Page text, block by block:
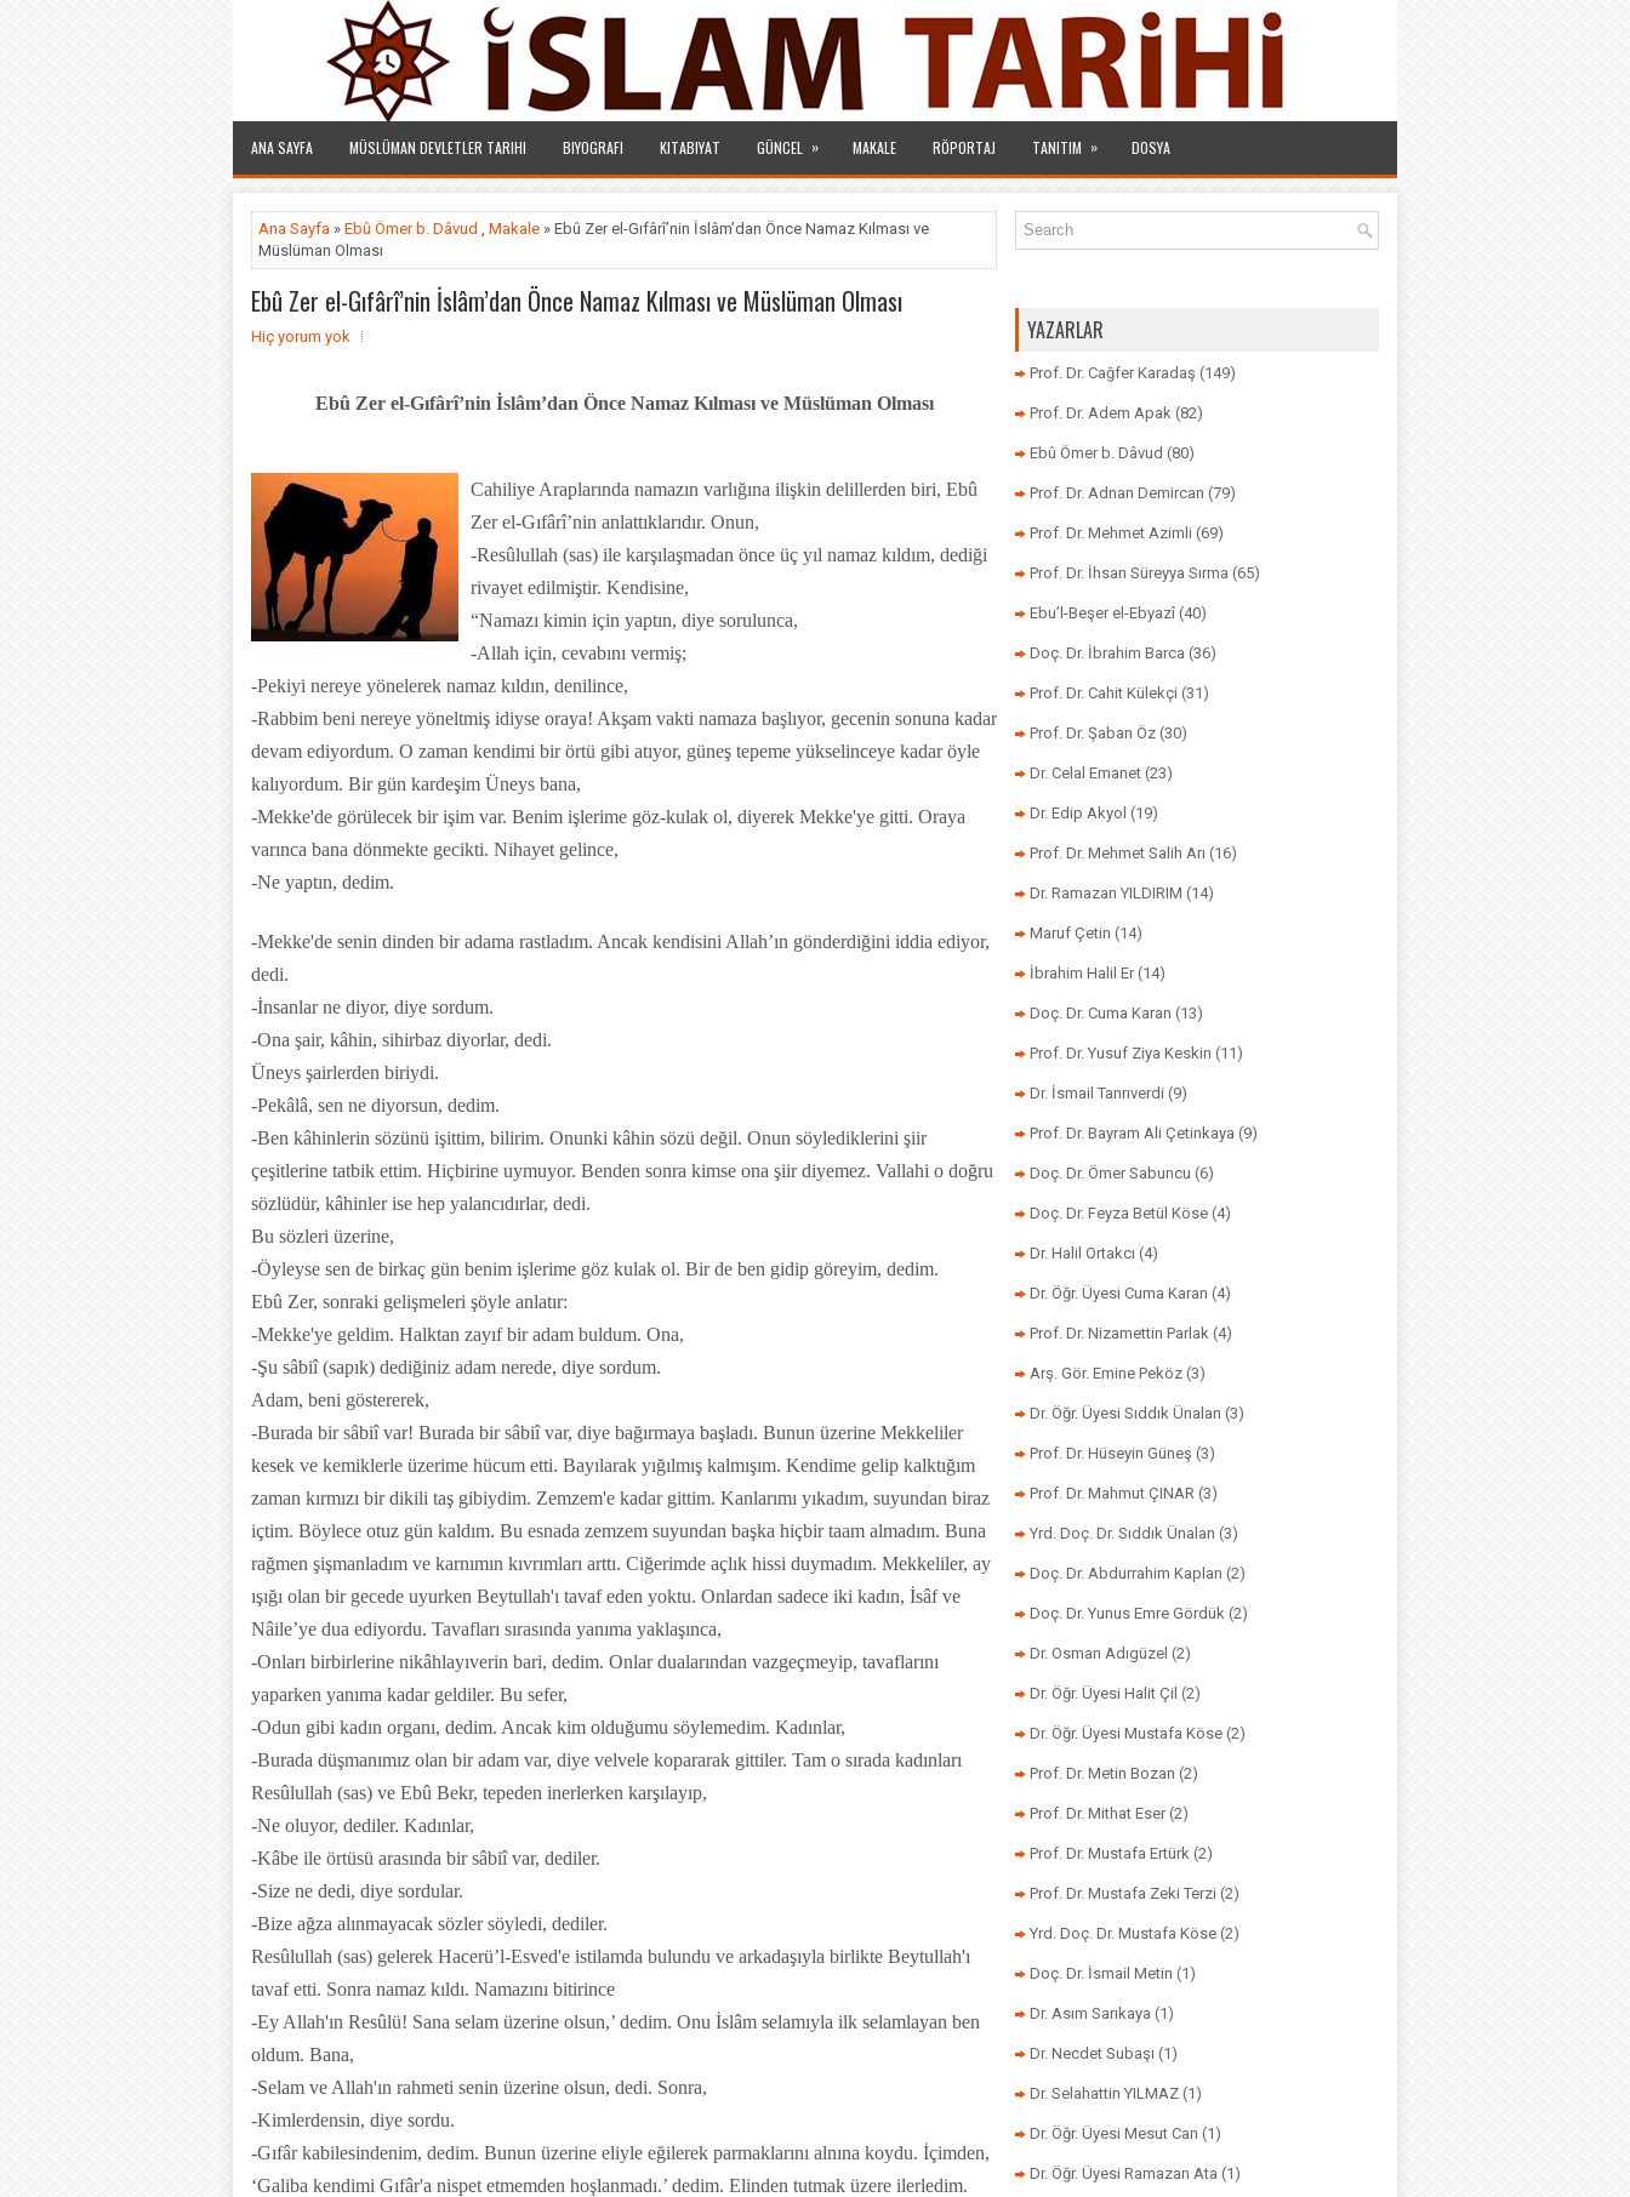
ANA SAYFA MÜSLÜMAN DEVLETLER TARIHI BIYOGRAFI KITABIYAT GÜNCEL » MAKALE RÖPORTAJ TANITIM » DOSYA
Ana Sayfa » Ebû Ömer b. Dâvud , Makale » Ebû Zer el-Gıfârî’nin İslâm’dan Önce Namaz Kılması ve
Müslüman Olması
Ebû Zer el-Gıfârî’nin İslâm’dan Önce Namaz Kılması ve Müslüman Olması
Hiç yorum yok
Ebû Zer el-Gıfârî’nin İslâm’dan Önce Namaz Kılması ve Müslüman Olması
Cahiliye Araplarında namazın varlığına ilişkin delillerden biri, Ebû
Zer el-Gıfârî’nin anlattıklarıdır. Onun,
-Resûlullah (sas) ile karşılaşmadan önce üç yıl namaz kıldım, dediği
rivayet edilmiştir. Kendisine,
“Namazı kimin için yaptın, diye sorulunca,
-Allah için, cevabını vermiş;
-Pekiyi nereye yönelerek namaz kıldın, denilince,
-Rabbim beni nereye yöneltmiş idiyse oraya! Akşam vakti namaza başlıyor, gecenin sonuna kadar
devam ediyordum. O zaman kendimi bir örtü gibi atıyor, güneş tepeme yükselinceye kadar öyle
kalıyordum. Bir gün kardeşim Üneys bana,
-Mekke'de görülecek bir işim var. Benim işlerime göz-kulak ol, diyerek Mekke'ye gitti. Oraya
varınca bana dönmekte gecikti. Nihayet gelince,
-Ne yaptın, dedim.
-Mekke'de senin dinden bir adama rastladım. Ancak kendisini Allah’ın gönderdiğini iddia ediyor,
dedi.
-İnsanlar ne diyor, diye sordum.
-Ona şair, kâhin, sihirbaz diyorlar, dedi.
Üneys şairlerden biriydi.
-Pekâlâ, sen ne diyorsun, dedim.
-Ben kâhinlerin sözünü işittim, bilirim. Onunki kâhin sözü değil. Onun söylediklerini şiir
çeşitlerine tatbik ettim. Hiçbirine uymuyor. Benden sonra kimse ona şiir diyemez. Vallahi o doğru
sözlüdür, kâhinler ise hep yalancıdırlar, dedi.
Bu sözleri üzerine,
-Öyleyse sen de birkaç gün benim işlerime göz kulak ol. Bir de ben gidip göreyim, dedim.
Ebû Zer, sonraki gelişmeleri şöyle anlatır:
-Mekke'ye geldim. Halktan zayıf bir adam buldum. Ona,
-Şu sâbiî (sapık) dediğiniz adam nerede, diye sordum.
Adam, beni göstererek,
-Burada bir sâbiî var! Burada bir sâbiî var, diye bağırmaya başladı. Bunun üzerine Mekkeliler
kesek ve kemiklerle üzerime hücum etti. Bayılarak yığılmış kalmışım. Kendime gelip kalktığım
zaman kırmızı bir dikili taş gibiydim. Zemzem'e kadar gittim. Kanlarımı yıkadım, suyundan biraz
içtim. Böylece otuz gün kaldım. Bu esnada zemzem suyundan başka hiçbir taam almadım. Buna
rağmen şişmanladım ve karnımın kıvrımları arttı. Ciğerimde açlık hissi duymadım. Mekkeliler, ay
ışığı olan bir gecede uyurken Beytullah'ı tavaf eden yoktu. Onlardan sadece iki kadın, İsâf ve
Nâile’ye dua ediyordu. Tavafları sırasında yanıma yaklaşınca,
-Onları birbirlerine nikâhlayıverin bari, dedim. Onlar dualarından vazgeçmeyip, tavaflarını
yaparken yanıma kadar geldiler. Bu sefer,
-Odun gibi kadın organı, dedim. Ancak kim olduğumu söylemedim. Kadınlar,
-Burada düşmanımız olan bir adam var, diye velvele kopararak gittiler. Tam o sırada kadınları
Resûlullah (sas) ve Ebû Bekr, tepeden inerlerken karşılayıp,
-Ne oluyor, dediler. Kadınlar,
-Kâbe ile örtüsü arasında bir sâbiî var, dediler.
-Size ne dedi, diye sordular.
-Bize ağza alınmayacak sözler söyledi, dediler.
Resûlullah (sas) gelerek Hacerü’l-Esved'e istilamda bulundu ve arkadaşıyla birlikte Beytullah'ı
tavaf etti. Sonra namaz kıldı. Namazını bitirince
-Ey Allah'ın Resûlü! Sana selam üzerine olsun,’ dedim. Onu İslâm selamıyla ilk selamlayan ben
oldum. Bana,
-Selam ve Allah'ın rahmeti senin üzerine olsun, dedi. Sonra,
-Kimlerdensin, diye sordu.
-Gıfâr kabilesindenim, dedim. Bunun üzerine eliyle eğilerek parmaklarını alnına koydu. İçimden,
‘Galiba kendimi Gıfâr'a nispet etmemden hoşlanmadı.’ dedim. Elinden tutmak üzere ilerledim.
YAZARLAR
Prof. Dr. Cağfer Karadaş (149)
Prof. Dr. Adem Apak (82)
Ebû Ömer b. Dâvud (80)
Prof. Dr. Adnan Demircan (79)
Prof. Dr. Mehmet Azimli (69)
Prof. Dr. İhsan Süreyya Sırma (65)
Ebu’l-Beşer el-Ebyazî (40)
Doç. Dr. İbrahim Barca (36)
Prof. Dr. Cahit Külekçi (31)
Prof. Dr. Şaban Öz (30)
Dr. Celal Emanet (23)
Dr. Edip Akyol (19)
Prof. Dr. Mehmet Salih Arı (16)
Dr. Ramazan YILDIRIM (14)
Maruf Çetin (14)
İbrahim Halil Er (14)
Doç. Dr. Cuma Karan (13)
Prof. Dr. Yusuf Ziya Keskin (11)
Dr. İsmail Tanrıverdi (9)
Prof. Dr. Bayram Ali Çetinkaya (9)
Doç. Dr. Ömer Sabuncu (6)
Doç. Dr. Feyza Betül Köse (4)
Dr. Halil Ortakcı (4)
Dr. Öğr. Üyesi Cuma Karan (4)
Prof. Dr. Nizamettin Parlak (4)
Arş. Gör. Emine Peköz (3)
Dr. Öğr. Üyesi Sıddık Ünalan (3)
Prof. Dr. Hüseyin Güneş (3)
Prof. Dr. Mahmut ÇINAR (3)
Yrd. Doç. Dr. Sıddık Ünalan (3)
Doç. Dr. Abdurrahim Kaplan (2)
Doç. Dr. Yunus Emre Gördük (2)
Dr. Osman Adıgüzel (2)
Dr. Öğr. Üyesi Halit Çil (2)
Dr. Öğr. Üyesi Mustafa Köse (2)
Prof. Dr. Metin Bozan (2)
Prof. Dr. Mithat Eser (2)
Prof. Dr. Mustafa Ertürk (2)
Prof. Dr. Mustafa Zeki Terzi (2)
Yrd. Doç. Dr. Mustafa Köse (2)
Doç. Dr. İsmail Metin (1)
Dr. Asım Sarıkaya (1)
Dr. Necdet Subaşı (1)
Dr. Selahattin YILMAZ (1)
Dr. Öğr. Üyesi Mesut Can (1)
Dr. Öğr. Üyesi Ramazan Ata (1)